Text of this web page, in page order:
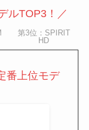
ルTOP3！／
第3位：SPIRIT
HD
番上位モデ